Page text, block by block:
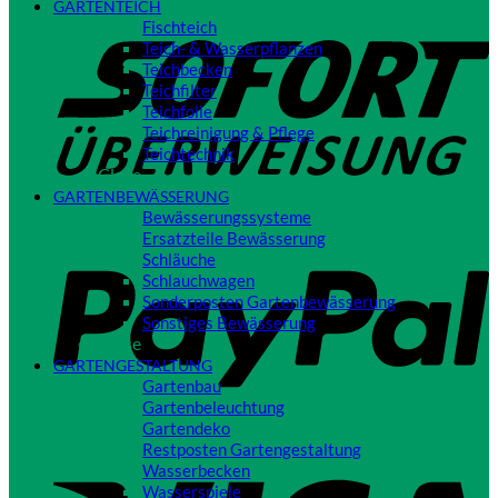
GARTENTEICH
Fischteich
Teich- & Wasserpflanzen
Teichbecken
Teichfilter
Teichfolie
Teichreinigung & Pflege
Teichtechnik
Close
GARTENBEWÄSSERUNG
Bewässerungssysteme
Ersatzteile Bewässerung
Schläuche
Schlauchwagen
Sonderposten Gartenbewässerung
Sonstiges Bewässerung
Close
GARTENGESTALTUNG
Gartenbau
Gartenbeleuchtung
Gartendeko
Restposten Gartengestaltung
Wasserbecken
Wasserspiele